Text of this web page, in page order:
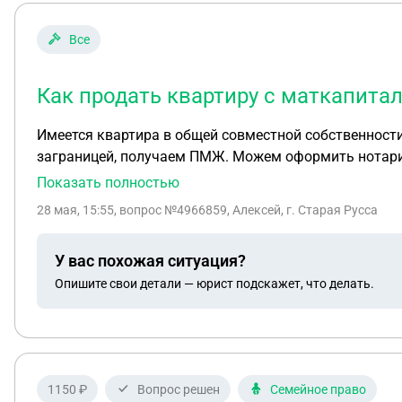
Все
Как продать квартиру с
Имеется квартира в общей совместной собственности.
заграницей, получаем ПМЖ. Можем оформить нотариально договор о долгосрочной
разрешение опеки продавать квартиру? От меня
Показать полностью
28 мая, 15:55, вопрос №4966859, Алексей, г. Старая Русса
У вас похожая ситуация?
Опишите свои детали — юрист подскажет, что делать.
1150 ₽ Вопрос решен Семейное право